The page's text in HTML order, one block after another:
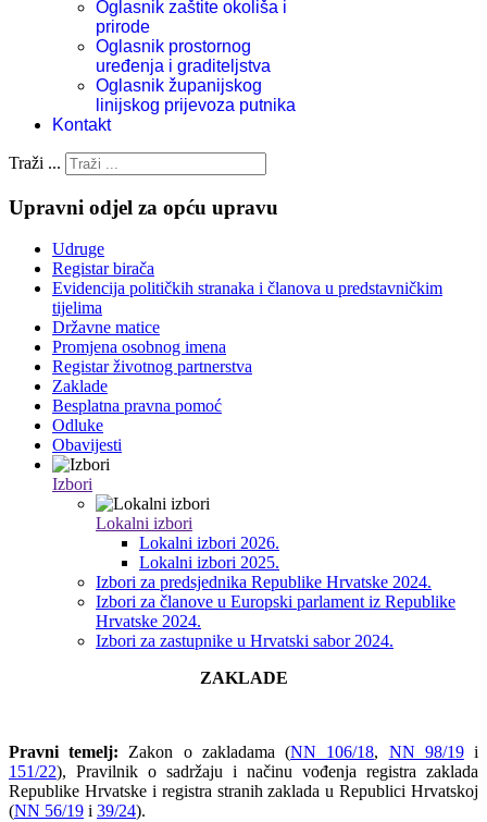
Oglasnik zaštite okoliša i
prirode
Oglasnik prostornog
uređenja i graditeljstva
Oglasnik županijskog
linijskog prijevoza putnika
Kontakt
Traži ...
Upravni odjel za opću upravu
Udruge
Registar birača
Evidencija političkih stranaka i članova u predstavničkim
tijelima
Državne matice
Promjena osobnog imena
Registar životnog partnerstva
Zaklade
Besplatna pravna pomoć
Odluke
Obavijesti
Izbori
Lokalni izbori
Lokalni izbori 2026.
Lokalni izbori 2025.
Izbori za predsjednika Republike Hrvatske 2024.
Izbori za članove u Europski parlament iz Republike
Hrvatske 2024.
Izbori za zastupnike u Hrvatski sabor 2024.
ZAKLADE
Pravni temelj: Zakon o zakladama (NN 106/18, NN 98/19i
151/22), Pravilnik o sadržaju i načinu vođenja registra zaklada
Republike Hrvatske i registra stranih zaklada u Republici Hrvatskoj
(NN 56/19 i 39/24).